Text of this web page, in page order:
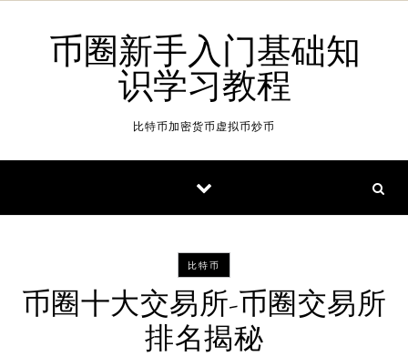
币圈新手入门基础知
识学习教程
比特币加密货币虚拟币炒币
比特币
币圈十大交易所-币圈交易所
排名揭秘